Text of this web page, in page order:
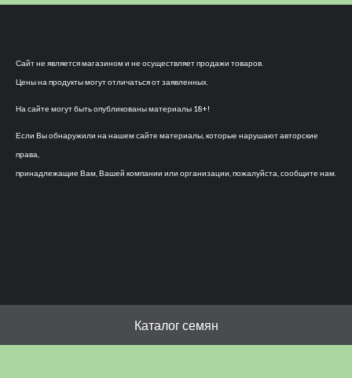
Сайт не является магазином и не осуществляет продажи товаров.
Цены на продукты могут отличаться от заявленных.
На сайте могут быть опубликованы материалы 18+!
Если Вы обнаружили на нашем сайте материалы, которые нарушают авторские
права,
принадлежащие Вам, Вашей компании или организации, пожалуйста, сообщите нам.
Каталог семян